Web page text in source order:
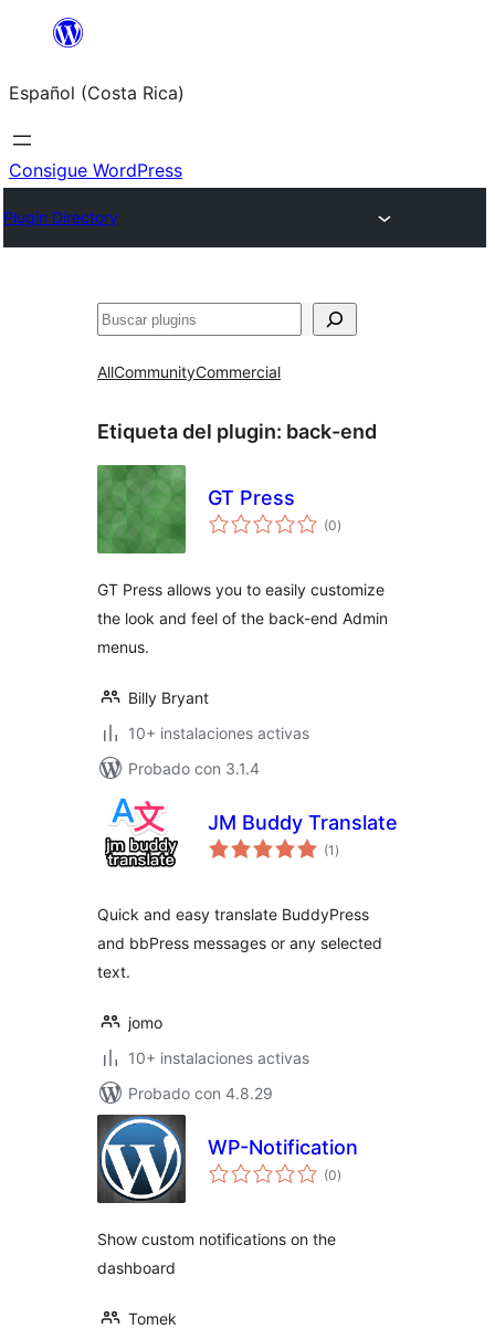
Saltar
contenido
Español (Costa Rica)
Consigue WordPress
Plugin Directory
Buscar
AllCommunityCommercial
Etiqueta del plugin: back-end
GT Press
(0total
de
)
GT Press allows you to easily customize
the look and feel of the back-end Admin
menus.
Billy Bryant
10+ instalaciones activas
Probado con 3.1.4
JM Buddy Translate
(1 total
de
)
Quick and easy translate BuddyPress
and bbPress messages or any selected
text.
jomo
10+ instalaciones activas
Probado con 4.8.29
WP-Notification
(0total
de
)
Show custom notifications on the
dashboard
Tomek